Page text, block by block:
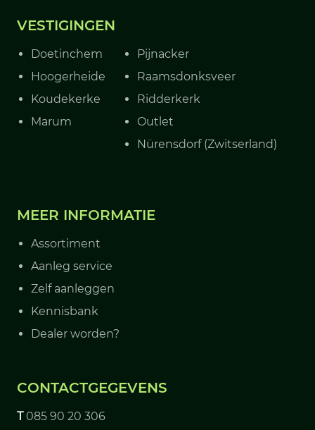
VESTIGINGEN
Doetinchem
Hoogerheide
Koudekerke
Marum
Pijnacker
Raamsdonksveer
Ridderkerk
Outlet
Nürensdorf (Zwitserland)
MEER INFORMATIE
Assortiment
Aanleg service
Zelf aanleggen
Kennisbank
Dealer worden?
CONTACTGEGEVENS
T 085 90 20 306